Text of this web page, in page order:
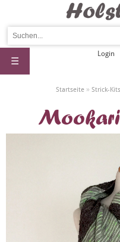
Login
☰
Startseite» Strick-Kits